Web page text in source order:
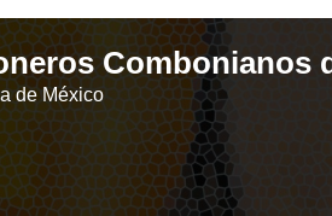
Combonianos
de México